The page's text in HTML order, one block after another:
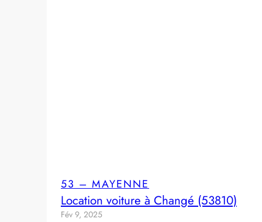
53 – MAYENNE
Location voiture à Changé (53810)
Fév 9, 2025